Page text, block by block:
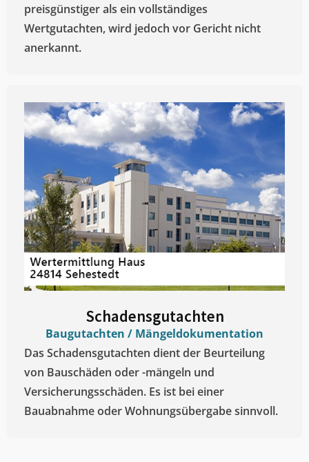
preisgünstiger als ein vollständiges
Wertgutachten, wird jedoch vor Gericht nicht
anerkannt.
Schadensgutachten
Baugutachten / Mängeldokumentation
Das Schadensgutachten dient der Beurteilung
von Bauschäden oder -mängeln und
Versicherungsschäden. Es ist bei einer
Bauabnahme oder Wohnungsübergabe sinnvoll.